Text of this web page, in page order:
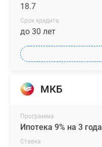
18.7
Срок кредита
до 30 лет
МКБ
Программа
Ипотека 9% на 3 года
Ставка